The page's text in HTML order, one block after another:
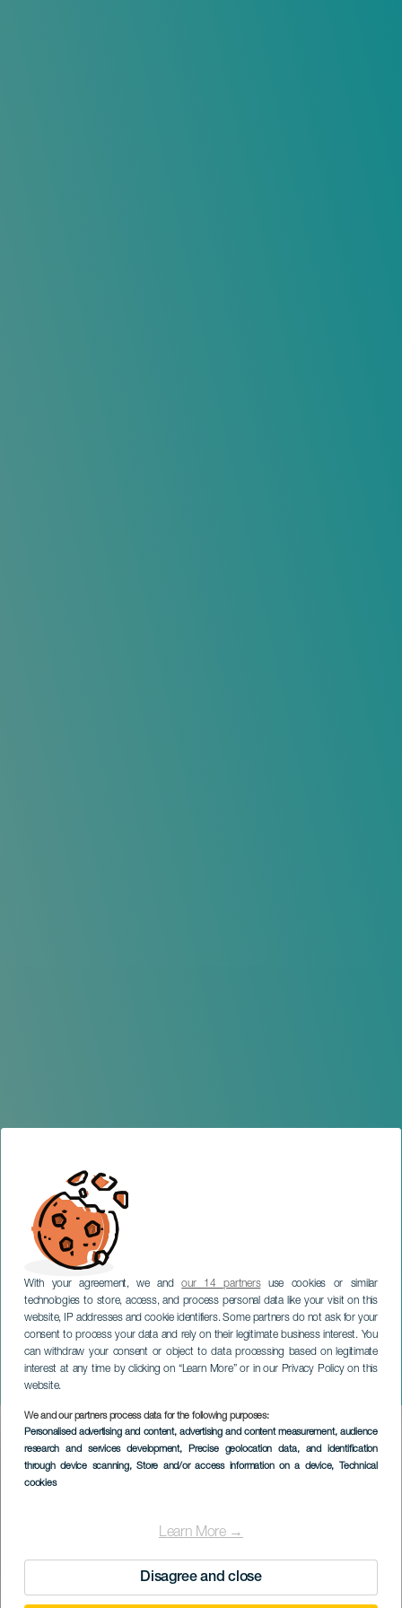
With your agreement, we andour 14 partnersuse cookies or similar
technologies to store, access, and process personal data like your visit on this
website, IP addresses and cookie identifiers. Some partners do not ask for your
consent to process your data and rely on their legitimate business interest. You
can withdraw your consent or object to data processing based on legitimate
interest at any time by clicking on “Learn More” or in our Privacy Policy on this
website.
We and our partners process data for the following purposes:
Personalised advertising and content, advertising and content measurement, audience
research and services development, Precise geolocation data, and identification
through device scanning, Store and/or access information on a device, Technical
cookies
Learn More →
Disagree and close
Rakkauden polyhedroni
GRAN CANARIA
Imagen
Listado